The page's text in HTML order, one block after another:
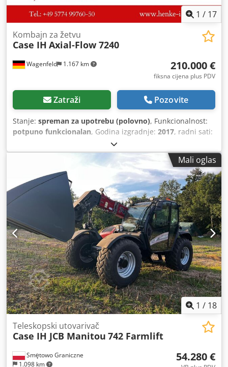
1 / 17
Wagenfeld 1.167 km
Kombajn za žetvu
Case IH Axial-Flow 7240
210.000 €
fiksna cijena plus PDV
Zatraži Pozovite
Stanje: spreman za upotrebu (polovno), Funkcionalnost:
potpuno funkcionalan, Godina izgradnje: 2017, radni sati:
366 kW (497,62 KS)
maksimalna brzina:30 km/h, prva registracija:07/2017,
sljedeći pregled (TÜV):07/2026
, dimenzija stražnje gume:
500/85 R24, broj mašine/vozila:YHG233775, Oprema:
kabina, klima-uređaj, kvačilo prikolice, rasvjeta, repa
rezač
Mali oglas
1 / 18
Smętowo Graniczne
1.098 km
Teleskopski utovarivač
Case IH JCB Manitou 742 Farmlift
54.280 €